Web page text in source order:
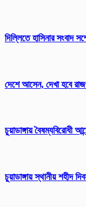
দিল্লিতে হাসিনার সংবাদ
দেশে আসেন, দেখা হবে
চুয়াডাঙ্গায় বৈষম্যবিরোধী
চুয়াডাঙ্গায় স্থানীয় শহীদ